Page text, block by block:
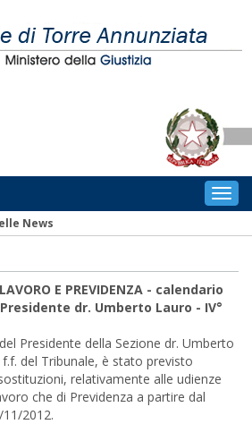
News
E PREVIDENZA - calendario
dr. Umberto Lauro - IV°
Presidente della Sezione dr. Umberto
del Tribunale, è stato previsto
relativamente alle udienze
che di Previdenza a partire dal
2012.